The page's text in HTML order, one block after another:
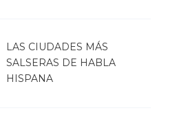
LAS CIUDADES MÁS
SALSERAS DE HABLA
HISPANA